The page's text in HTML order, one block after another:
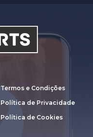
Termos e Condições
Política de Privacidade
Política de Cookies